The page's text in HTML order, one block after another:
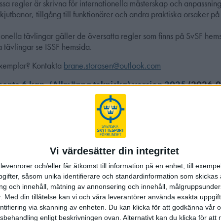
Vi värdesätter din integritet
och/eller får åtkomst till information på en enhet, till
såsom unika identifierare och standardinformation som skickas
och innehåll, mätning av annonsering och innehåll,
Med din tillåtelse kan vi och våra leverantörer använda exakta
via skanning av enheten. Du kan klicka för att godkänna vår
enligt beskrivningen ovan. Alternativt kan du klicka för att
regler är skrivna för internationella mästerskap och
tillgång till funktionärer och andra praktiska orsaker
tävlingar gäller de översatta regler som finns på SvSF
se ISSF hemsida.
Kontakta brane.storasen@outlook.com
6 kap. (Allmänna tekniska) version 2025(2026-
7 kap. (Gevär) version 2025
8 kap. (Pistol) version 2025
Om Nya ISSF Regler Och Kolvar
Standardpistol (Mixade lag)(2022-11-12)
Pistol (Mixade lag) (2022-11-12)
9 kap. (Lerduva) version 2025(2026-07-15)